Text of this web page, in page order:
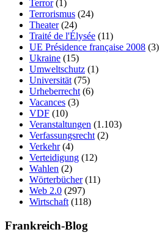
Terror(1)
Terrorismus (24)
Theater(24)
Traité de l'Élysée (11)
UE Présidence française 2008 (3)
Ukraine (15)
Umweltschutz (1)
Universität (75)
Urheberrecht (6)
Vacances (3)
VDF (10)
Veranstaltungen (1.103)
Verfassungsrecht (2)
Verkehr(4)
Verteidigung (12)
Wahlen (2)
Wörterbücher(11)
Web 2.0 (297)
Wirtschaft (118)
Frankreich-Blog